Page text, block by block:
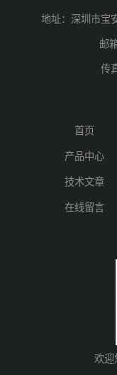
地址：深圳市宝
邮
传
首页
产品中心
技术文章
在线留言
欢迎